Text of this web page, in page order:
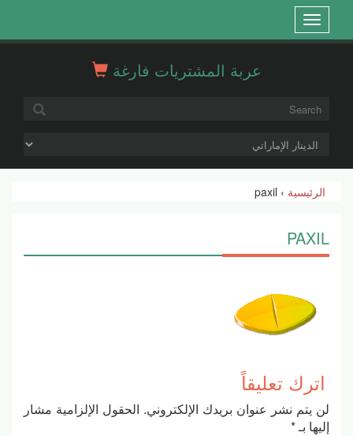
عربة المشتريات فارغة
Open
menu
الرئيسية › paxil
PAXIL
اترك تعليقاً
لن يتم نشر عنوان بريدك الإلكتروني. الحقول الإلزامية مشار
إليها بـ*